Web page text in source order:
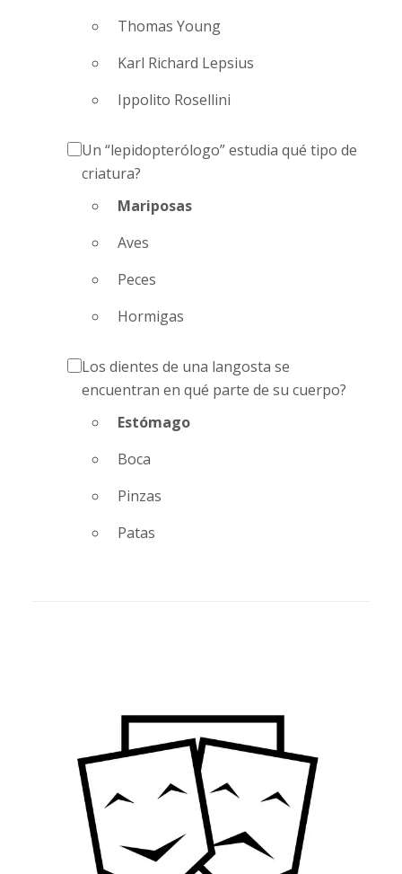
Thomas Young
Karl Richard Lepsius
Ippolito Rosellini
Un “lepidopterólogo” estudia qué tipo de
criatura?
Mariposas
Aves
Peces
Hormigas
Los dientes de una langosta se
encuentran en qué parte de su cuerpo?
Estómago
Boca
Pinzas
Patas